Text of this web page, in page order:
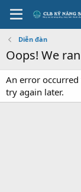
Diễn đàn
Oops! We
An error occurred
try again later.